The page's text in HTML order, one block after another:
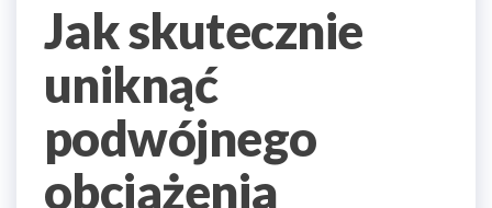
Jak skutecznie
uniknąć
podwójnego
obciążenia